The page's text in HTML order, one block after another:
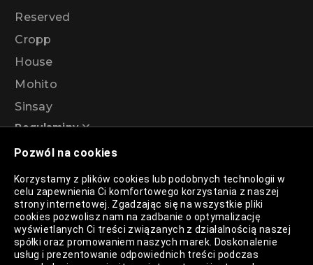
Pozwól na cookies
Korzystamy z plików cookies lub podobnych technologii w
celu zapewnienia Ci komfortowego korzystania z naszej
strony internetowej. Zgadzając się na wszystkie pliki
cookies pozwolisz nam na zadbanie o optymalizację
wyświetlanych Ci treści związanych z działalnością naszej
spółki oraz promowaniem naszych marek. Doskonalenie
usług i prezentowanie odpowiednich treści podczas
Reserved
Cropp
House
Mohito
Sinsay
Regulaminy
Regulamin akcji promocyjnej – Program
rabatowy 99%
Polityka Prywatności
Polityka Plików Cookies